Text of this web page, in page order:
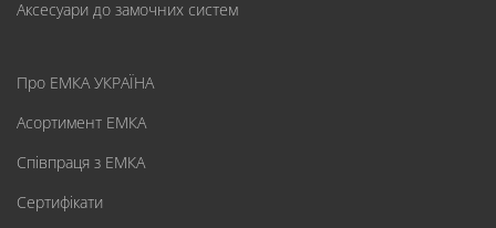
Аксесуари до замочних систем
Про ЕМКА УКРАЇНА
Асортимент ЕМКА
Співпраця з ЕМКА
Сертифікати